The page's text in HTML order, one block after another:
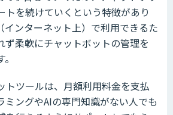
トを続けていくという特徴があり
インターネット上）で利用できるた
ず柔軟にチャットボットの管理を
トツールは、月額利用料金を支払
ミングやAIの専門知識がない人でも